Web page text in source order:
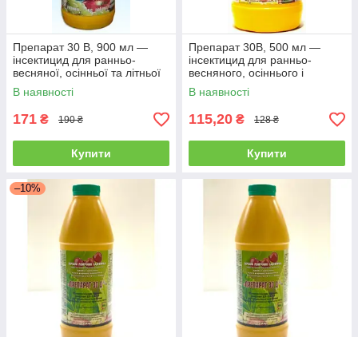
Препарат 30 В, 900 мл —
інсектицид для ранньо-
весняної, осінньої та літньої
обробки саду від шкідників
В наявності
171 ₴ 190 ₴
Купити
Препарат 30В, 500 мл —
інсектицид для ранньо-
весняного, осіннього і
літнього обробки саду від
шкідників
В наявності
115,20 ₴ 128 ₴
Купити
–10%